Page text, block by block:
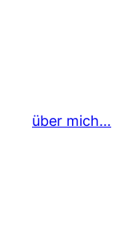
über mich…